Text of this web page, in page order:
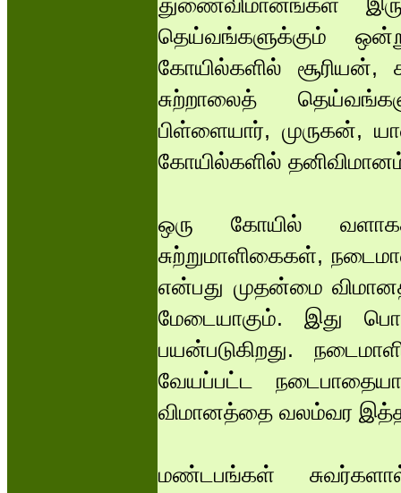
தெய்வங்களுக்கும்
கோயில்களில்
சுற்றாலைத்
பிள்ளையார், முருகன்,
கோயில்களில்
ஒரு கோயில்
சுற்றுமாளிகைகள்,
என்பது முதன்மை
மேடையாகும். இது
பயன்படுகிறது.
வேயப்பட்ட
விமானத்தை வலம்வர
மண்டபங்கள்